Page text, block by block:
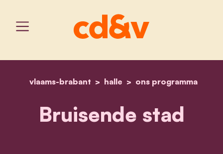
home
vlaams-brabant halle ons programma
bruisende stad
Bruisende stad